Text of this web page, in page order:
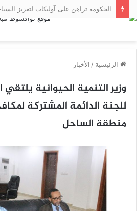
الرئيسية / الأخبار
وزير التنمية الحيوانية يلتقي
للجنة الدائمة المشتركة
منطقة الساحل